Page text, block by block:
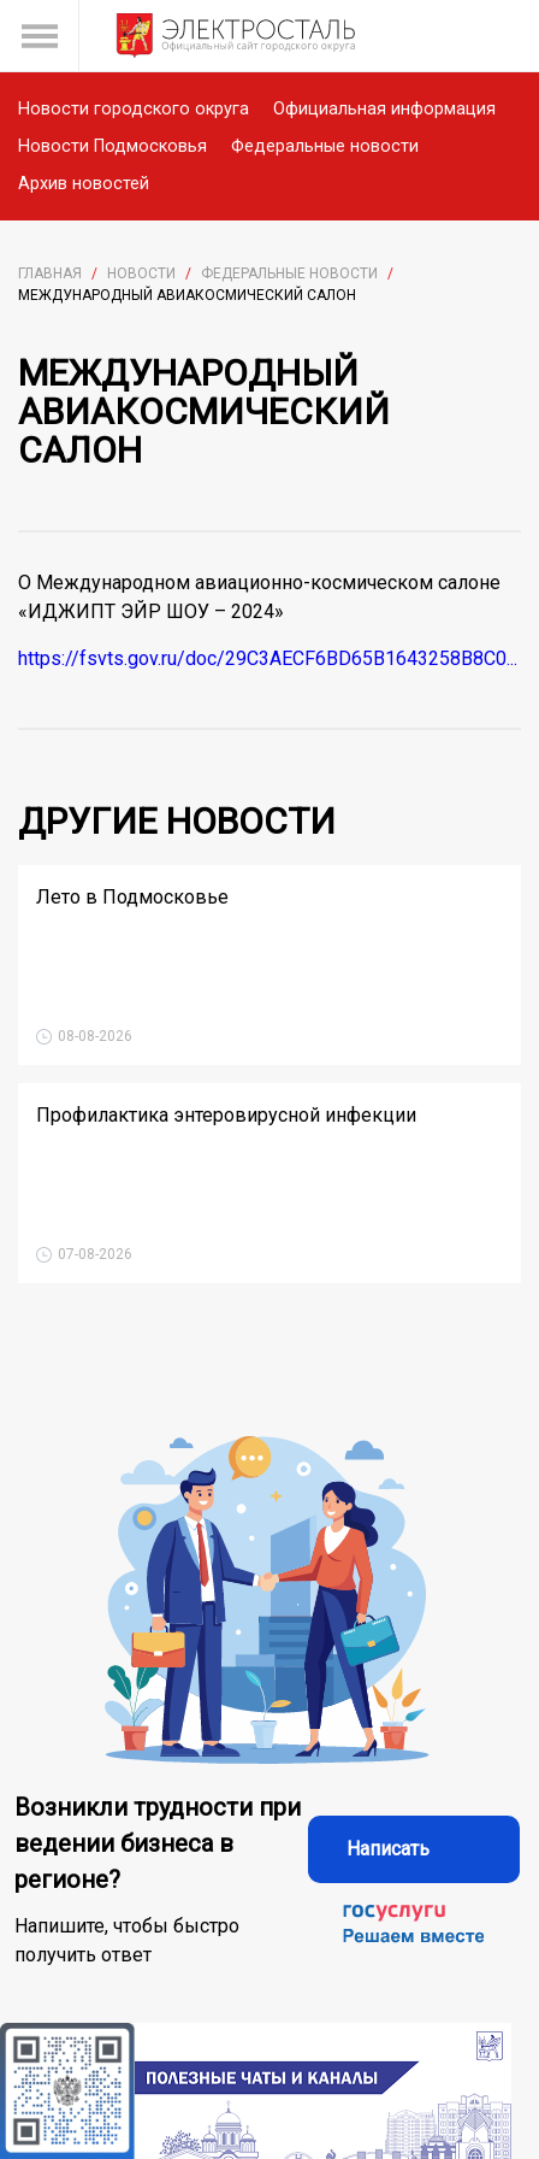
Новости городского округа
Официальная информация
Новости Подмосковья
Федеральные новости
Архив новостей
ГЛАВНАЯ / НОВОСТИ / ФЕДЕРАЛЬНЫЕ НОВОСТИ
/
МЕЖДУНАРОДНЫЙ АВИАКОСМИЧЕСКИЙ САЛОН
МЕЖДУНАРОДНЫЙ
АВИАКОСМИЧЕСКИЙ
САЛОН
О Международном авиационно-космическом салоне
«ИДЖИПТ ЭЙР ШОУ – 2024»
https://fsvts.gov.ru/doc/29C3AECF6BD65B1643258B8C0...
ДРУГИЕ НОВОСТИ
Лето в Подмосковье
08-08-2026
Профилактика энтеровирусной инфекции
07-08-2026
Возникли трудности при
ведении бизнеса в
регионе?
Напишите, чтобы быстро
получить ответ
Написать